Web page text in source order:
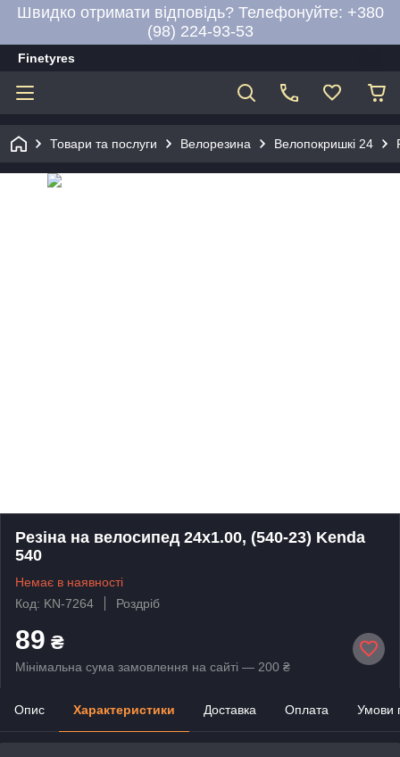
Швидко отримати відповідь? Телефонуйте: +380
(98) 224-93-53
Finetyres
Товари та послуги Велорезина Велопокришкі 24
Резіна на велосипед 24x1.00, (540-23) Kenda
540
Немає в наявності
Код: KN-7264
Роздріб
89 ₴
Мінімальна сума замовлення на сайті — 200 ₴
Опис Характеристики Доставка Оплата Умови